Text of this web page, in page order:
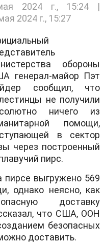
2024 г., 15:24 |
2024 г., 15:27
обороны
генерал-майор Пэт
сообщил, что
не получили
ничего из
помощи,
в сектор
через построенный
пирс.
пирсе выгружено 569
однако неясно, как
доставку
что США, ООН
безопасных
доставить.